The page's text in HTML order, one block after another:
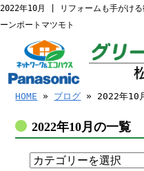
2022年10月 | リフォームも手がける
ーンポートマツモト
HOME » ブログ » 2022年10
2022年10月の一覧